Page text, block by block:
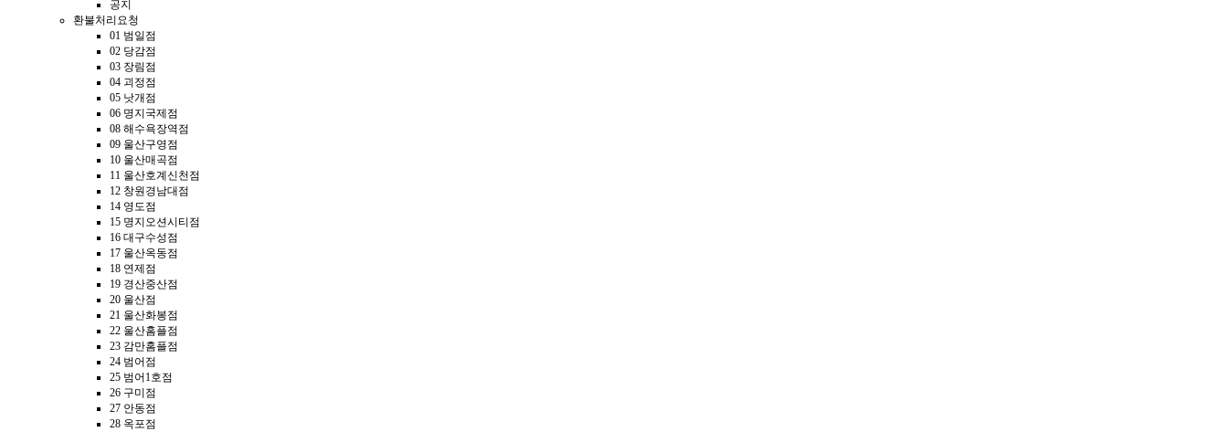
공지
환불처리요청
01 범일점
02 당감점
03 장림점
04 괴정점
05 낫개점
06 명지국제점
08 해수욕장역점
09 울산구영점
10 울산매곡점
11 울산호계신천점
12 창원경남대점
14 영도점
15 명지오션시티점
16 대구수성점
17 울산옥동점
18 연제점
19 경산중산점
20 울산점
21 울산화봉점
22 울산홈플점
23 감만홈플점
24 범어점
25 범어1호점
26 구미점
27 안동점
28 옥포점